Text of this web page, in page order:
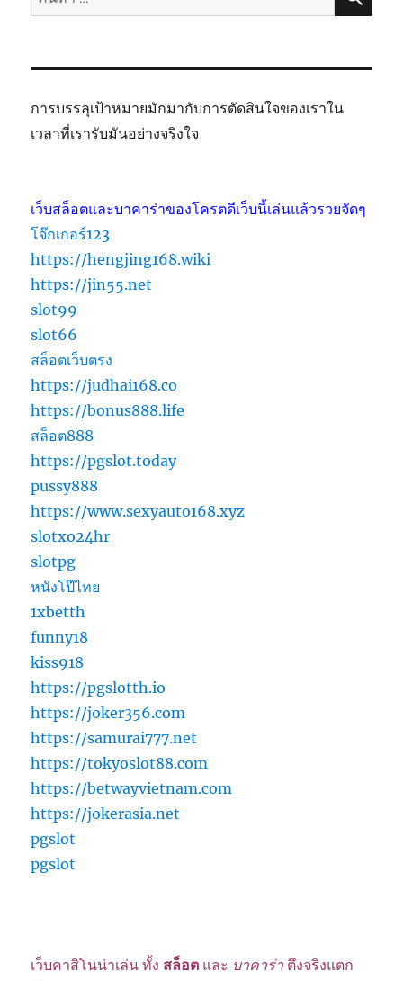
การบรรลุเป้าหมายมักมากับการตัดสินใจของเราใน
เวลาที่เรารับมันอย่างจริงใจ
เว็บสล็อตและบาคาร่าของโครตดีเว็บนี้เล่นแล้วรวยจัดๆ
โจ๊กเกอร์123
https://hengjing168.wiki
https://jin55.net
slot99
slot66
สล็อตเว็บตรง
https://judhai168.co
https://bonus888.life
สล็อต888
https://pgslot.today
pussy888
https://www.sexyauto168.xyz
slotxo24hr
slotpg
หนังโป๊ไทย
1xbetth
funny18
kiss918
https://pgslotth.io
https://joker356.com
https://samurai777.net
https://tokyoslot88.com
https://betwayvietnam.com
https://jokerasia.net
pgslot
pgslot
เว็บคาสิโนน่าเล่น ทั้ง สล็อต และ บาคาร่า ตึงจริงแตก